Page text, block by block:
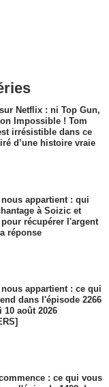
Netflix : ni Top Gun,
Impossible ! Tom
irrésistible dans ce
d’une histoire vraie
appartient : qui
à Soizic et
récupérer l'argent
réponse
nous appartient : ce qui
dans l'épisode 2266
août 2026
: ce qui vous